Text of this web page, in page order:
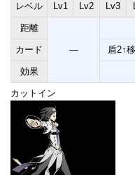
レベル Lv1 Lv2 Lv3
距離
―
カード 盾2↑
効果
カットイン